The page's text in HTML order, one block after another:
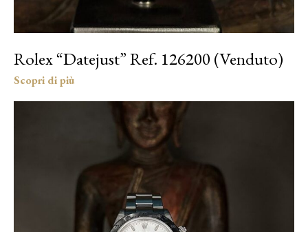
Rolex “Datejust” Ref. 126200 (Venduto)